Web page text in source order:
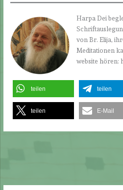
Harpa Dei
von Br. Elija,
Meditationen
website hören:
teilen teilen
teilen E-Mail